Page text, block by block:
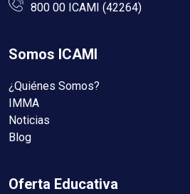
800 00 ICAMI (42264)
Somos ICAMI
¿Quiénes Somos?
IMMA
Noticias
Blog
Oferta Educativa